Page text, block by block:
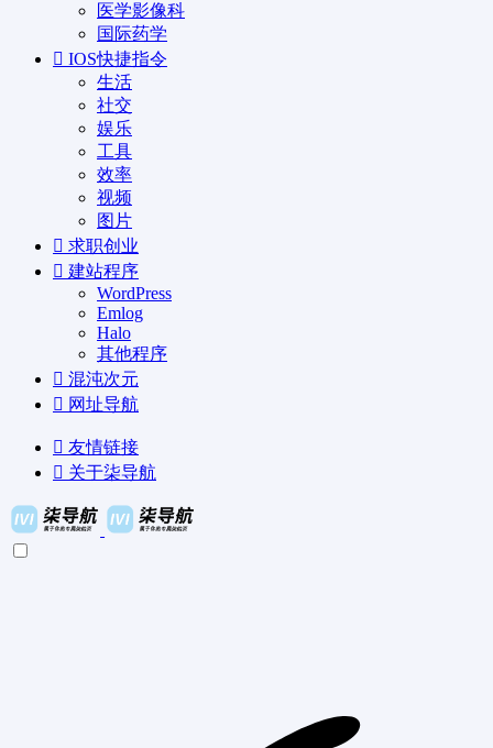
医学影像科
国际药学
IOS快捷指令
生活
社交
娱乐
工具
效率
视频
图片
求职创业
建站程序
WordPress
Emlog
Halo
其他程序
混沌次元
网址导航
友情链接
关于柒导航